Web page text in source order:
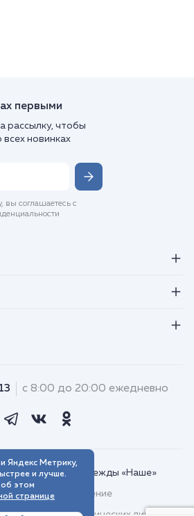
первыми
рассылку, чтобы
новинках
вы соглашаетесь с
с 8:00 до 20:00 ежедневно
магазин одежды «Наше»
соглашение
Яндекс Метрику,
и лучше.
этом
странице